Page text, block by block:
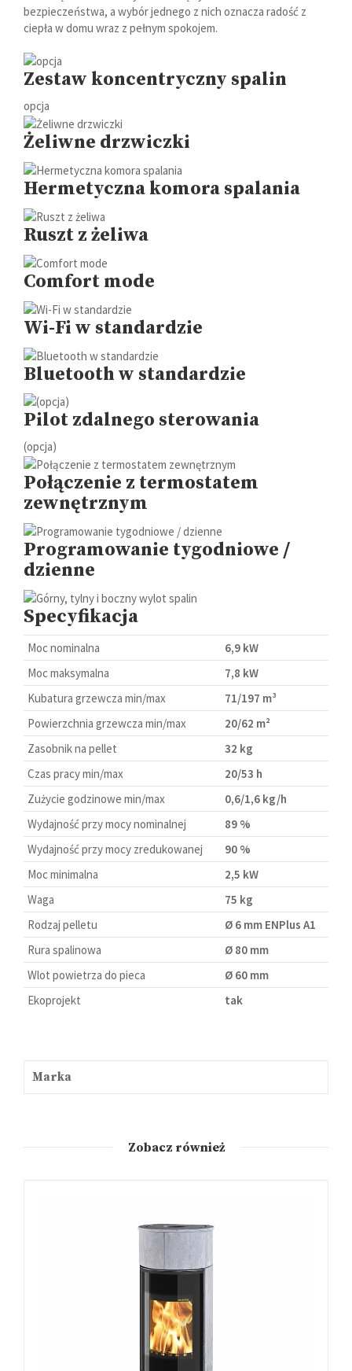
bezpieczeństwa, a wybór jednego z nich oznacza radość z
ciepła w domu wraz z pełnym spokojem.
Zestaw koncentryczny spalin
opcja
Żeliwne drzwiczki
Hermetyczna komora spalania
Ruszt z żeliwa
Comfort mode
Wi-Fi w standardzie
Bluetooth w standardzie
Pilot zdalnego sterowania
(opcja)
Połączenie z termostatem
zewnętrznym
Programowanie tygodniowe /
dzienne
Specyfikacja
Moc nominalna
6,9 kW
Moc maksymalna
7,8 kW
Kubatura grzewcza min/max
71/197 m³
Powierzchnia grzewcza min/max
20/62 m²
Zasobnik na pellet
32 kg
Czas pracy min/max
20/53 h
Zużycie godzinowe min/max
0,6/1,6 kg/h
Wydajność przy mocy nominalnej
89 %
Wydajność przy mocy zredukowanej
90 %
Moc minimalna
2,5 kW
Waga
75 kg
Rodzaj pelletu
Ø 6 mm ENPlus A1
Rura spalinowa
Ø 80 mm
Wlot powietrza do pieca
Ø 60 mm
Ekoprojekt
tak
Marka
Zobacz również